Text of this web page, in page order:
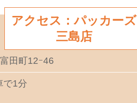
アクセス：パッカーズ
三島店
田町12ｰ46
で1分